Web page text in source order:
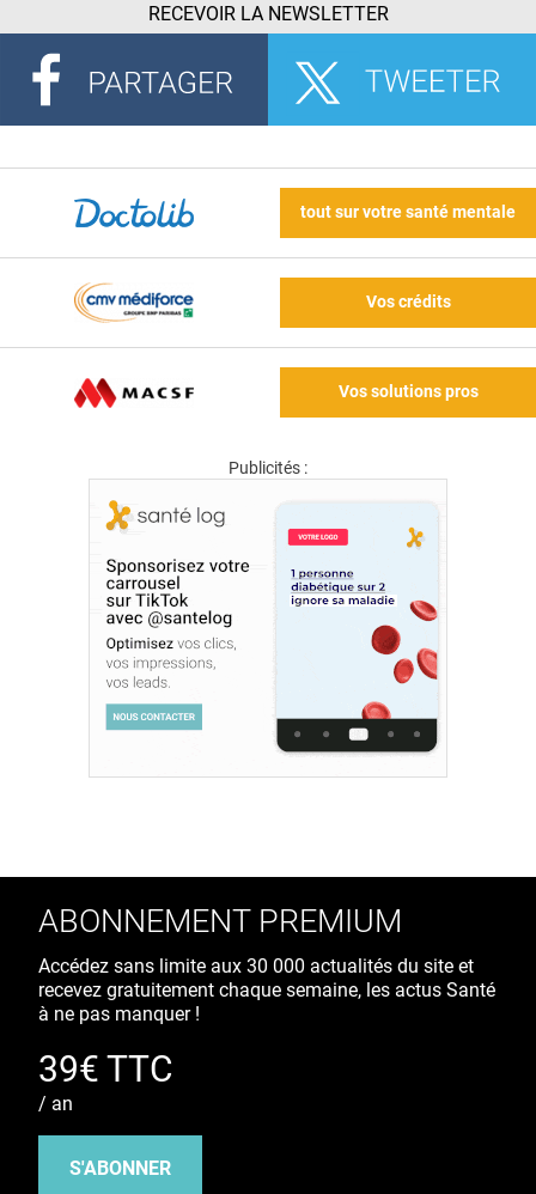
RECEVOIR LA NEWSLETTER
tout sur votre santé mentale
Vos crédits
Vos solutions pros
Publicités :
ABONNEMENT PREMIUM
Accédez sans limite aux 30 000 actualités du site et
recevez gratuitement chaque semaine, les actus Santé
à ne pas manquer !
39€ TTC
/ an
S'ABONNER